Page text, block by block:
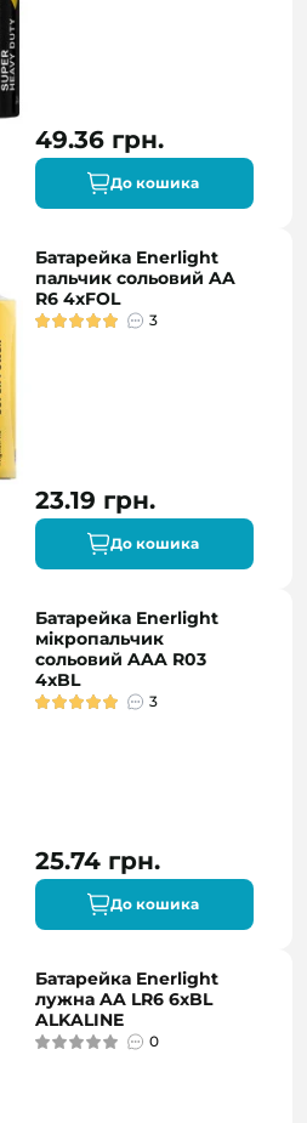
49.36 грн.
До кошика
Батарейка Enerlight
пальчик сольовий AA
R6 4xFOL
3
23.19 грн.
До кошика
Батарейка Enerlight
мікропальчик
сольовий AAA R03
4xBL
3
25.74 грн.
До кошика
Батарейка Enerlight
лужна AA LR6 6xBL
ALKALINE
0